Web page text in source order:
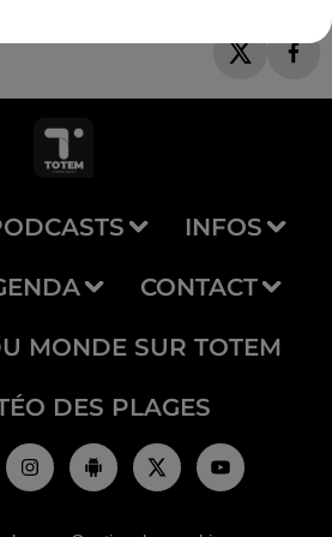
INFOS
CONTACT
MONDE SUR TOTEM
DES PLAGES